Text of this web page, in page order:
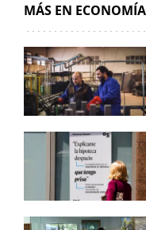
MÁS EN ECONOMÍA